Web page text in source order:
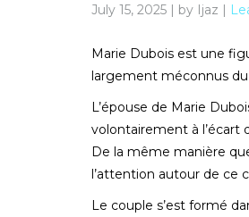
July 15, 2025 | by Ijaz |
Marie Dubois est une
largement méconnus du
L’épouse de Marie
volontairement à l’écart
De la même manière
l’attention autour de ce
Le couple s’est formé